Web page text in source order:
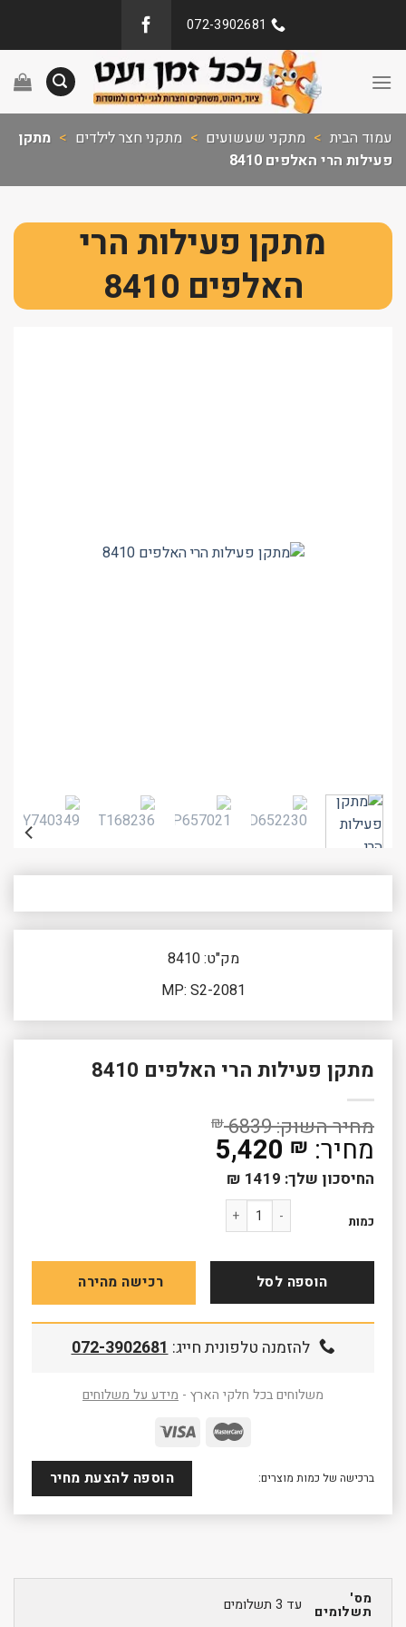
072-3902681
עמוד הבית > מתקני שעשועים > מתקני חצר לילדים > מתקן
פעילות הרי האלפים 8410
מתקן פעילות הרי
האלפים 8410
מק"ט: 8410
MP: S2-2081
מתקן פעילות הרי האלפים 8410
6839
₪
5,420 ₪
החיסכון שלך: ₪
כמות
כמות של מתקן פעילות הרי האלפים 8410
הוספה לסל רכישה מהירה
להזמנה טלפונית חייג:072-3902681
משלוחים בכל חלקי הארץ - מידע על משלוחים
ברכישה של כמות מוצרים: הוספה להצעת מחיר
מס'
תשלומים עד 3 תשלומים